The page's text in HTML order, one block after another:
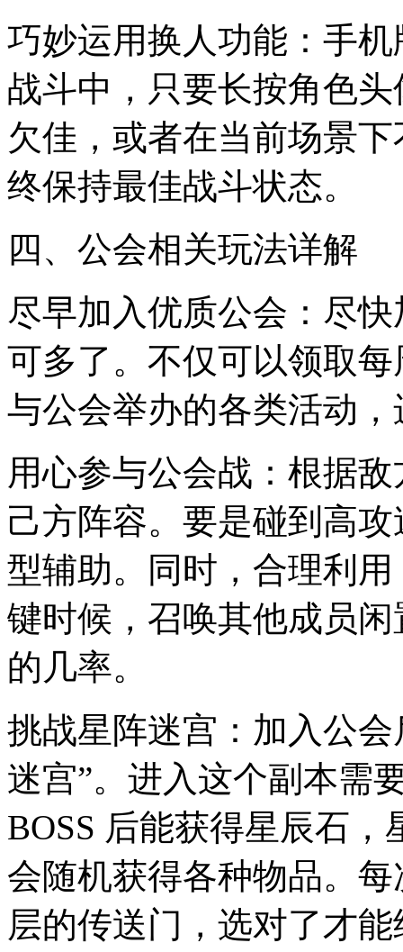
巧妙运用换人功能：手
战斗中，只要长按角色
欠佳，或者在当前场景
终保持最佳战斗状态。
四、公会相关玩法详解
尽早加入优质公会：尽
可多了。不仅可以领取
与公会举办的各类活动
用心参与公会战：根据
己方阵容。要是碰到高
型辅助。同时，合理利
键时候，召唤其他成员
的几率。
挑战星阵迷宫：加入公
迷宫”。进入这个副本需
BOSS 后能获得星辰石
会随机获得各种物品。
层的传送门，选对了才